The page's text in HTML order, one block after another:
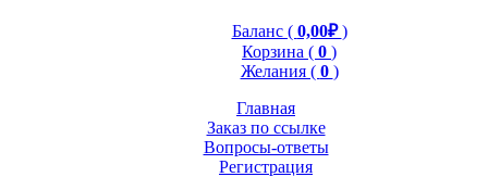
Баланс ( 0,00₽)
Корзина ( 0 )
Желания ( 0 )
Главная
Заказ по ссылке
Вопросы-ответы
Регистрация